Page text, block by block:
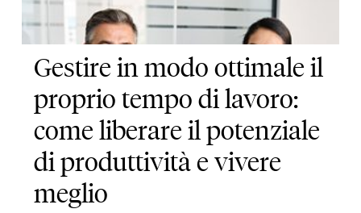
Gestire in modo ottimale il
proprio tempo di lavoro:
come liberare il potenziale
di produttività e vivere
meglio